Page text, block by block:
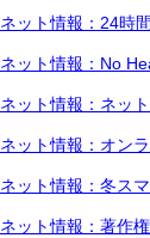
ネット情報：24時
ネット情報：No
ネット情報：ネッ
ネット情報：オン
ネット情報：冬ス
ネット情報：著作